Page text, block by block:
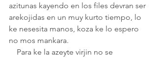
azitunas kayendo en los files devran ser
arekojidas en un muy kurto tiempo, lo
ke nesesita manos, koza ke lo espero
no mos mankara.